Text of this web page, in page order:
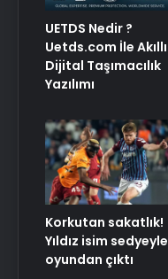
UETDS Nedir ?
Uetds.com İle Akıllı
Dijital Taşımacılık
Yazılımı
Korkutan sakatlık!
Yıldız isim sedyeyle
oyundan çıktı